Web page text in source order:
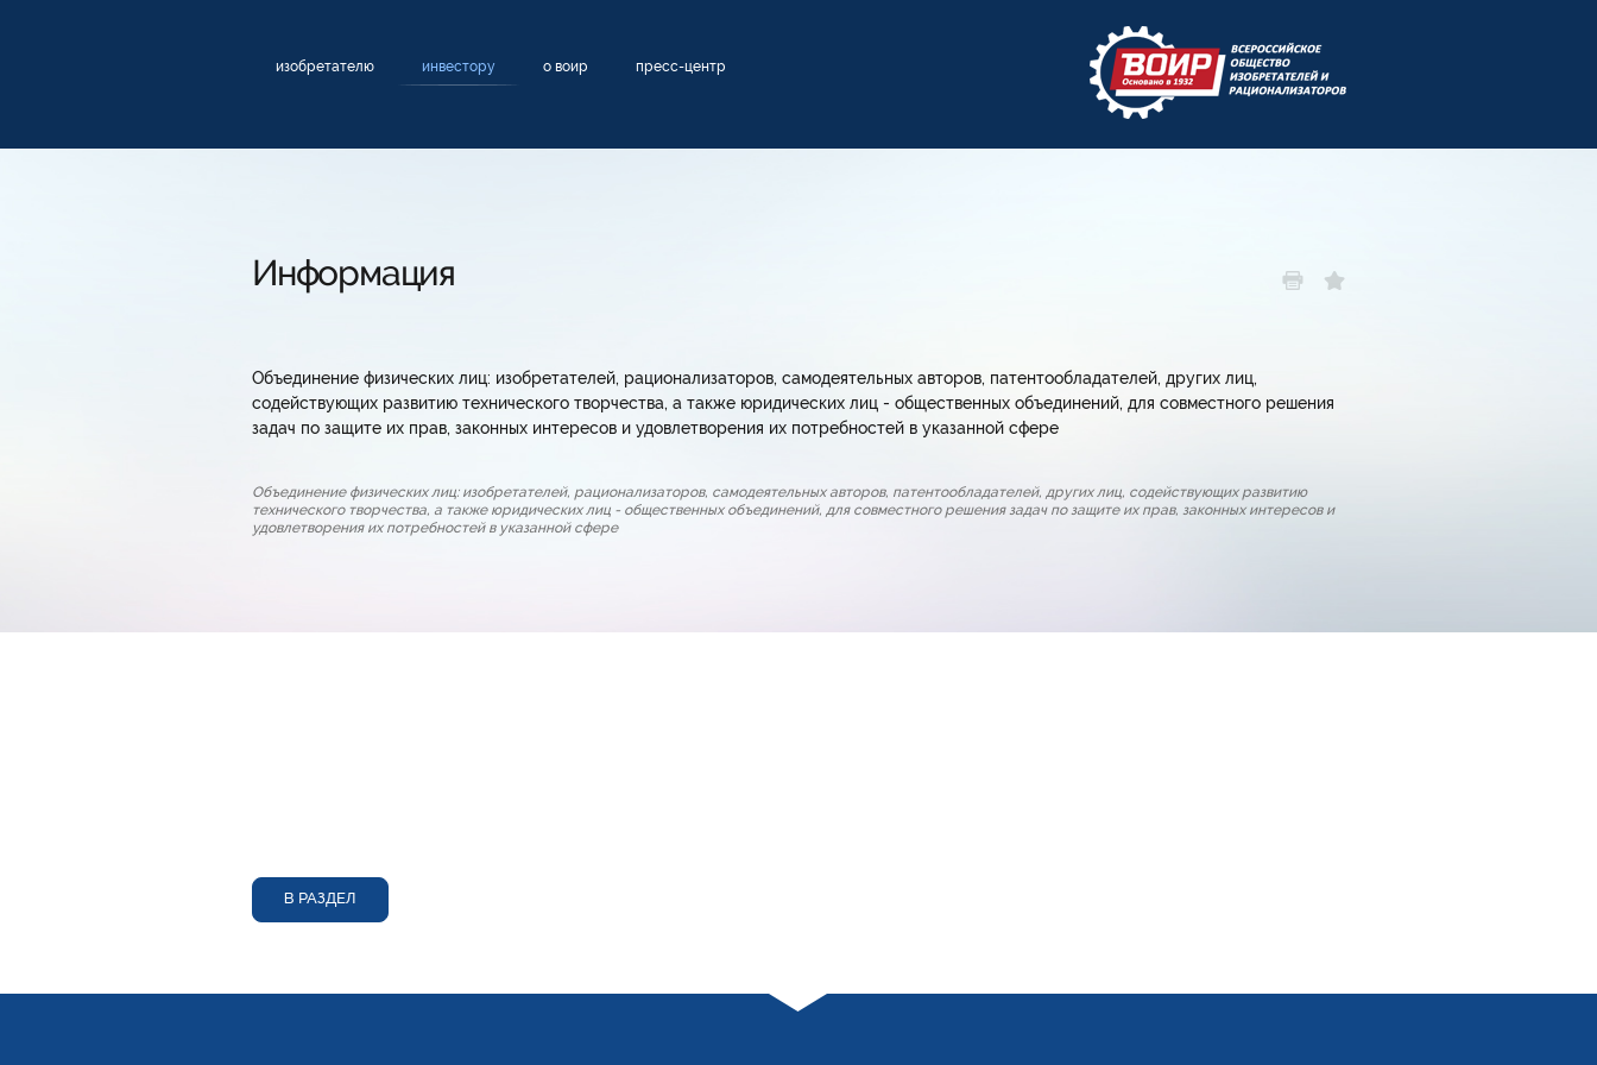
изобретателю инвестору о воир пресс-центр
Информация
Объединение физических лиц: изобретателей, рационализаторов, самодеятельных авторов, патентообладателей, других лиц,
содействующих развитию технического творчества, а также юридических лиц - общественных объединений, для совместного решения
задач по защите их прав, законных интересов и удовлетворения их потребностей в указанной сфере
Объединение физических лиц: изобретателей, рационализаторов, самодеятельных авторов, патентообладателей, других лиц, содействующих развитию
технического творчества, а также юридических лиц - общественных объединений, для совместного решения задач по защите их прав, законных интересов и
удовлетворения их потребностей в указанной сфере
В РАЗДЕЛ